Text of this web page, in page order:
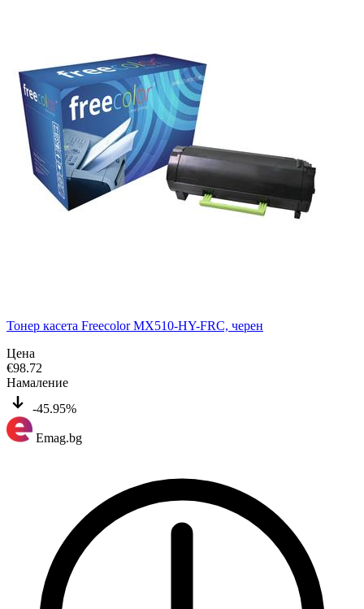
Тонер касета Freecolor MX510-HY-FRC, черен
Цена
€98.72
Намаление
-45.95%
Emag.bg